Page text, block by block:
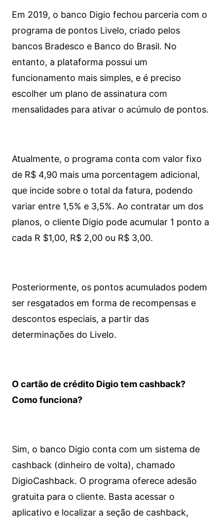
Em 2019, o banco Digio fechou parceria com o
programa de pontos Livelo, criado pelos
bancos Bradesco e Banco do Brasil. No
entanto, a plataforma possui um
funcionamento mais simples, e é preciso
escolher um plano de assinatura com
mensalidades para ativar o acúmulo de pontos.
Atualmente, o programa conta com valor fixo
de R$ 4,90 mais uma porcentagem adicional,
que incide sobre o total da fatura, podendo
variar entre 1,5% e 3,5%. Ao contratar um dos
planos, o cliente Digio pode acumular 1 ponto a
cada R $1,00, R$ 2,00 ou R$ 3,00.
Posteriormente, os pontos acumulados podem
ser resgatados em forma de recompensas e
descontos especiais, a partir das
determinações do Livelo.
O cartão de crédito Digio tem cashback?
Como funciona?
Sim, o banco Digio conta com um sistema de
cashback (dinheiro de volta), chamado
DigioCashback. O programa oferece adesão
gratuita para o cliente. Basta acessar o
aplicativo e localizar a seção de cashback,